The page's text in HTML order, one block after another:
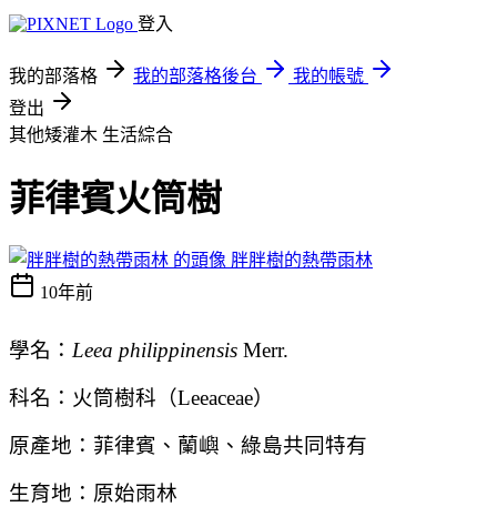
登入
我的部落格 我的部落格後台
我的帳號
登出
其他矮灌木 生活綜合
菲律賓火筒樹
胖胖樹的熱帶雨林
10年前
學名： Leea philippinensis Merr.
科名：火筒樹科（Leeaceae）
原產地：菲律賓 、蘭嶼、綠島共同特有
生育地：原始雨林